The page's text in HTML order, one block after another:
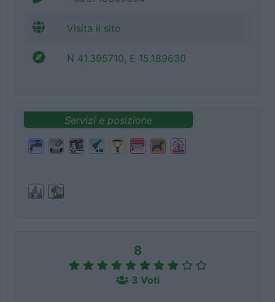
Visita il sito
N 41.395710, E 15.189630
Servizi e posizione
8
3 Voti